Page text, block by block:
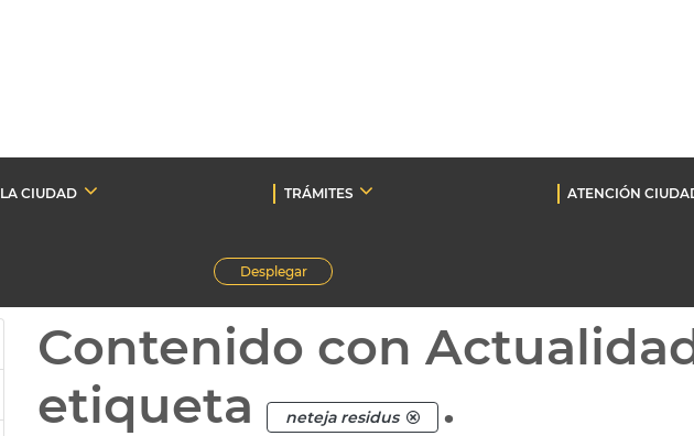
LA CIUDAD TRÁMITES
ATENCIÓN
Desplegar
Contenido con
etiqueta
neteja residus .